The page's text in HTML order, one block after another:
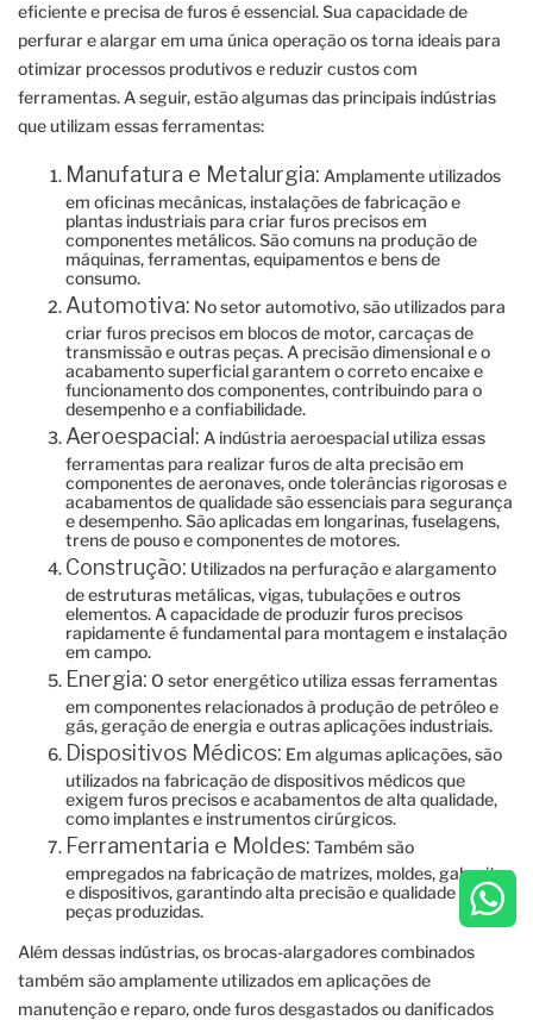
eficiente e precisa de furos é essencial. Sua capacidade de
perfurar e alargar em uma única operação os torna ideais para
otimizar processos produtivos e reduzir custos com
ferramentas. A seguir, estão algumas das principais indústrias
que utilizam essas ferramentas:
Manufatura e Metalurgia: Amplamente utilizados
em oficinas mecânicas, instalações de fabricação e
plantas industriais para criar furos precisos em
componentes metálicos. São comuns na produção de
máquinas, ferramentas, equipamentos e bens de
consumo.
Automotiva: No setor automotivo, são utilizados para
criar furos precisos em blocos de motor, carcaças de
transmissão e outras peças. A precisão dimensional e o
acabamento superficial garantem o correto encaixe e
funcionamento dos componentes, contribuindo para o
desempenho e a confiabilidade.
Aeroespacial: A indústria aeroespacial utiliza essas
ferramentas para realizar furos de alta precisão em
componentes de aeronaves, onde tolerâncias rigorosas e
acabamentos de qualidade são essenciais para segurança
e desempenho. São aplicadas em longarinas, fuselagens,
trens de pouso e componentes de motores.
Construção: Utilizados na perfuração e alargamento
de estruturas metálicas, vigas, tubulações e outros
elementos. A capacidade de produzir furos precisos
rapidamente é fundamental para montagem e instalação
em campo.
Energia: O setor energético utiliza essas ferramentas
em componentes relacionados à produção de petróleo e
gás, geração de energia e outras aplicações industriais.
Dispositivos Médicos: Em algumas aplicações, são
utilizados na fabricação de dispositivos médicos que
exigem furos precisos e acabamentos de alta qualidade,
como implantes e instrumentos cirúrgicos.
Ferramentaria e Moldes: Também são
empregados na fabricação de matrizes, moldes, gabaritos
e dispositivos, garantindo alta precisão e qualidade das
peças produzidas.
Além dessas indústrias, os brocas-alargadores combinados
também são amplamente utilizados em aplicações de
manutenção e reparo, onde furos desgastados ou danificados